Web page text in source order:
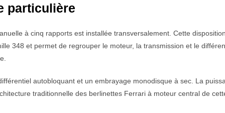
particulière
à cinq rapports est installée transversalement. Cette
348 et permet de regrouper le moteur, la transmission et le
autobloquant et un embrayage monodisque à sec. La
traditionnelle des berlinettes Ferrari à moteur central de